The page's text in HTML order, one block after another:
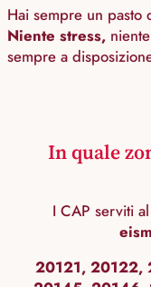
Hai sempre un
Niente stress,
sempre a
In quale
I CAP serviti
20121, 20122,